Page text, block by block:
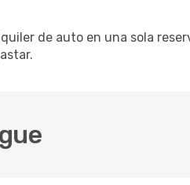
de auto en una sola